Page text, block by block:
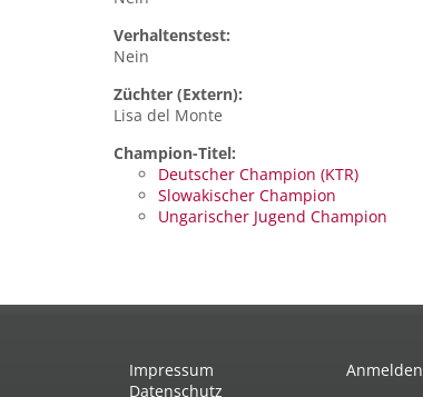
Verhaltenstest:
Nein
Züchter (Extern):
Lisa del Monte
Champion-Titel:
Deutscher Champion (KTR)
Slowakischer Champion
Ungarischer Jugend Champion
Impressum
Datenschutz
Anmelden